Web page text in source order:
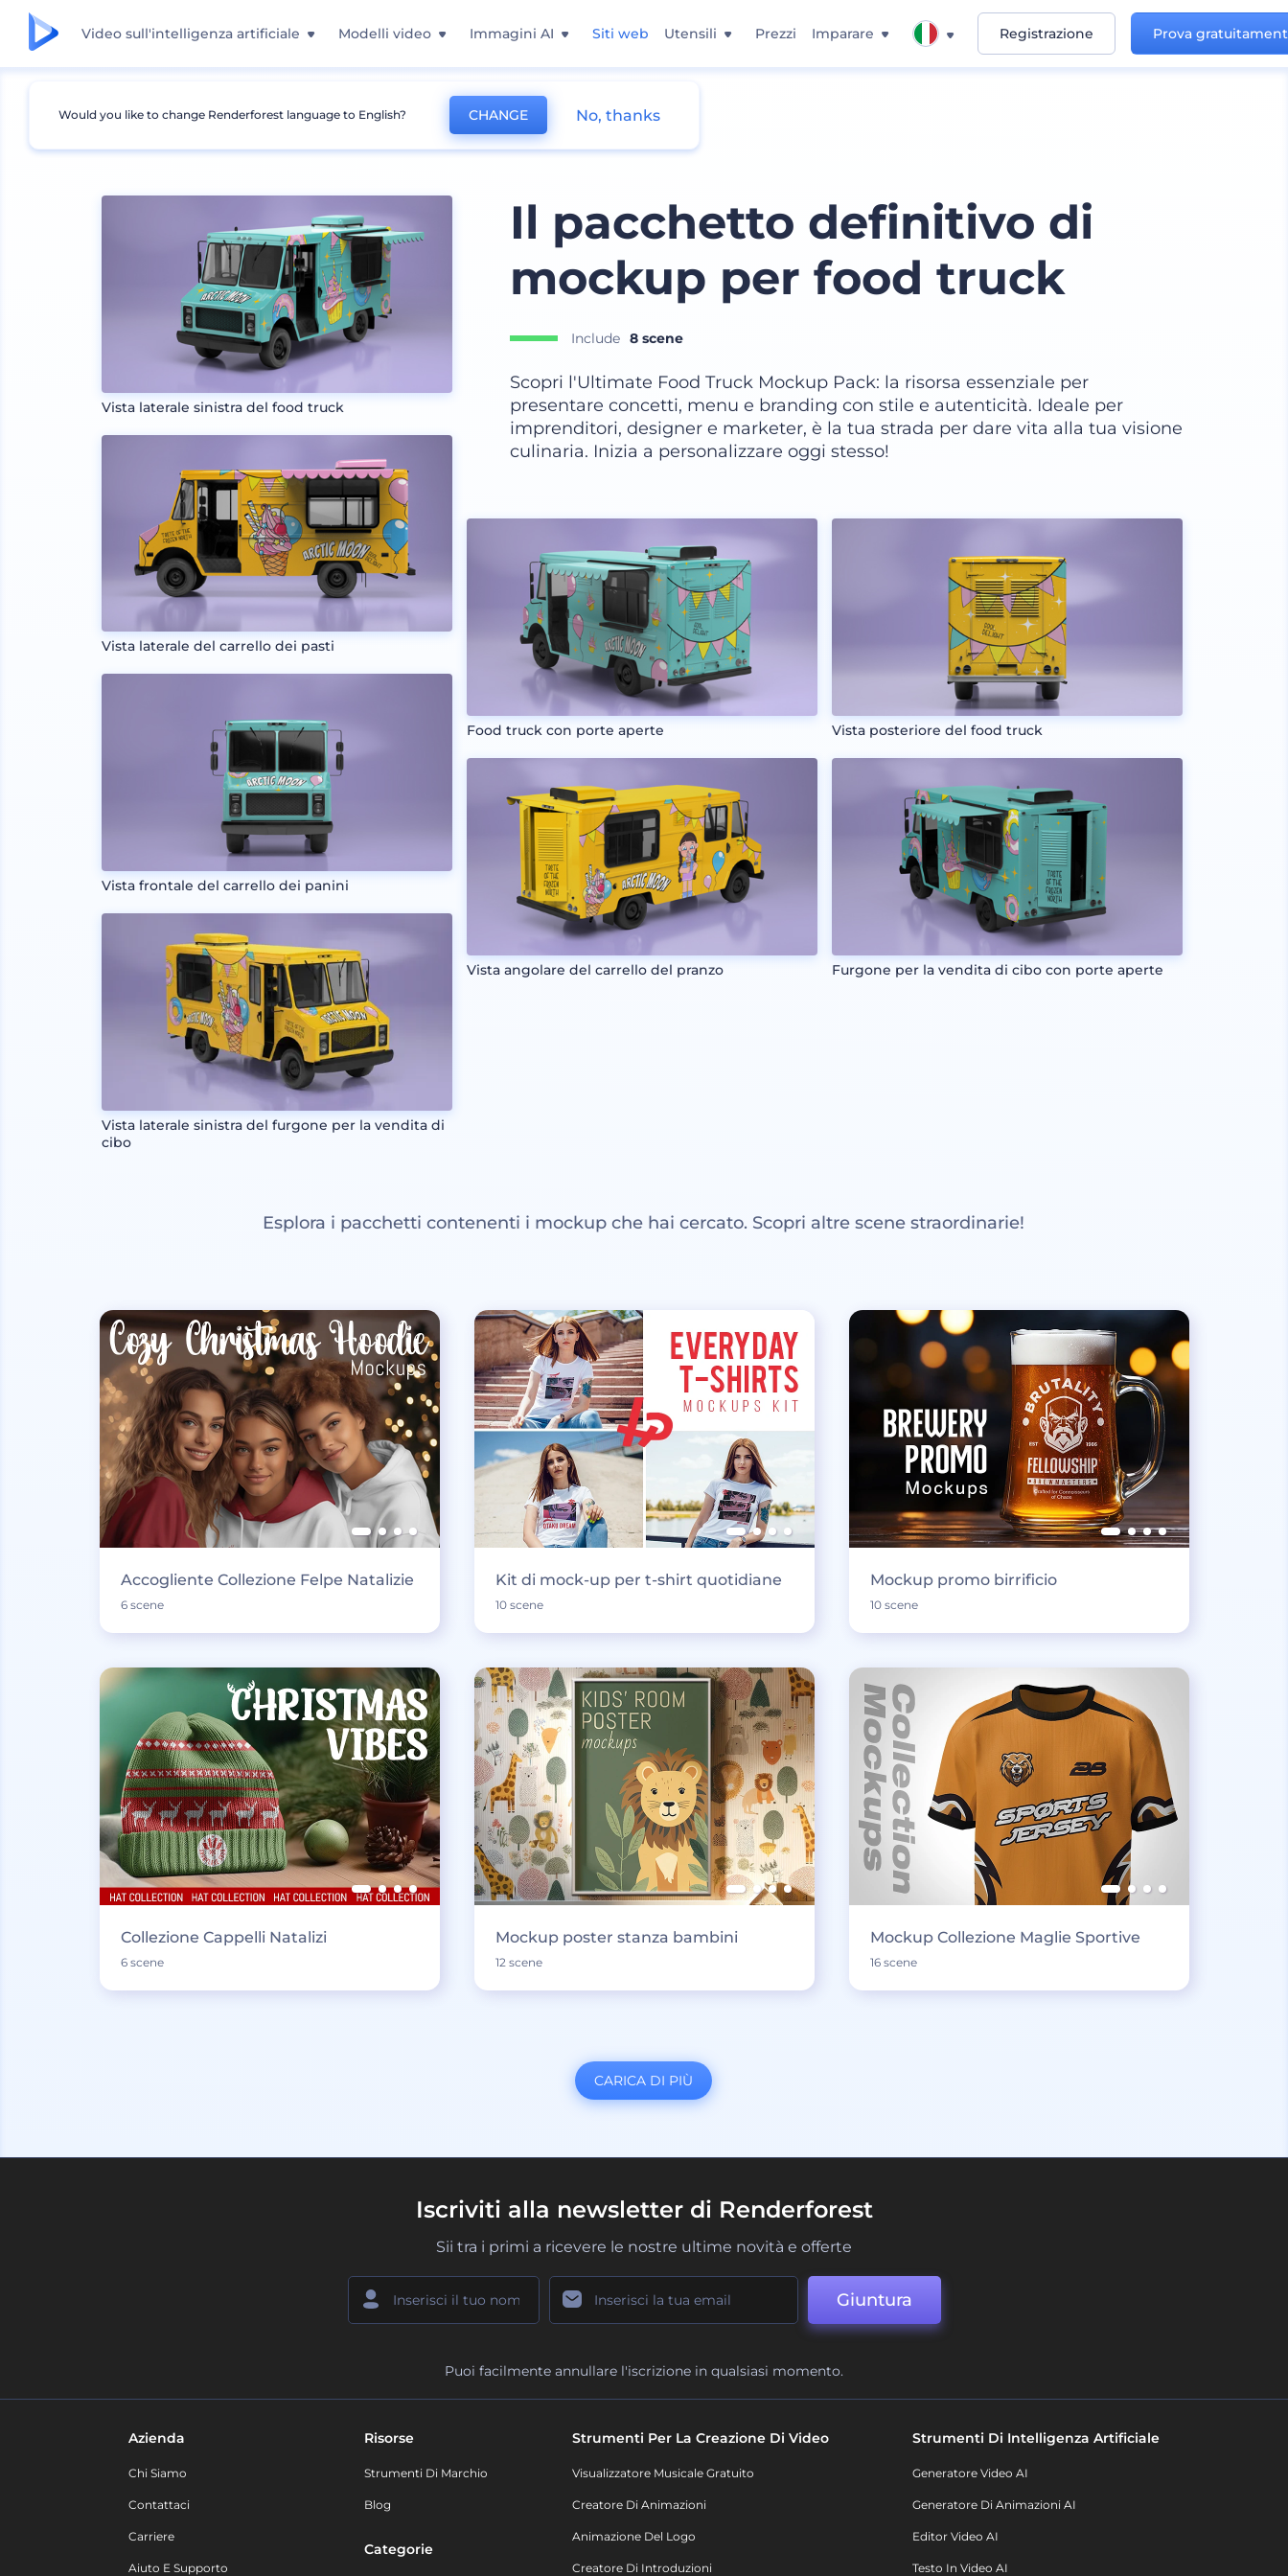
Video sull'intelligenza artificiale Modelli video Immagini AI Siti web Utensili Prezzi Imparare Registrazione Prova
Mockup Brand identity Mockup Trasporti
Vista laterale sinistra del food truck
Vista laterale del carrello dei pasti
Vista frontale del carrello dei panini
Vista laterale sinistra del furgone per la vendita di
cibo
Il pacchetto definitivo di
mockup per food truck
Include 8 scene
Scopri l'Ultimate Food Truck Mockup Pack: la risorsa essenziale per
presentare concetti, menu e branding con stile e autenticità. Ideale per
imprenditori, designer e marketer, è la tua strada per dare vita alla tua visione
culinaria. Inizia a personalizzare oggi stesso!
Food truck con porte aperte
Vista angolare del carrello del pranzo
Vista posteriore del food truck
Furgone per la vendita di cibo con porte aperte
Esplora i pacchetti contenenti i mockup che hai cercato. Scopri altre scene straordinarie!
Accogliente Collezione Felpe Natalizie
6 scene
Kit di mock-up per t-shirt quotidiane
10 scene
Mockup promo birrificio
10 scene
Collezione Cappelli Natalizi
6 scene
Mockup poster stanza bambini
12 scene
Mockup Collezione Maglie Sportive
16 scene
CARICA DI PIÙ
Iscriviti alla newsletter di Renderforest
Sii tra i primi a ricevere le nostre ultime novità e offerte
Giuntura
Puoi facilmente annullare l'iscrizione in qualsiasi momento.
Azienda
Chi Siamo
Contattaci
Carriere
Aiuto E Supporto
Risorse
Strumenti Di Marchio
Blog
Categorie
Strumenti Per La Creazione Di Video
Visualizzatore Musicale Gratuito
Creatore Di Animazioni
Animazione Del Logo
Creatore Di Introduzioni
Strumenti Di Intelligenza Artificiale
Generatore Video AI
Generatore Di Animazioni AI
Editor Video AI
Testo In Video AI
Would you like to change Renderforest language to English? CHANGE No, thanks